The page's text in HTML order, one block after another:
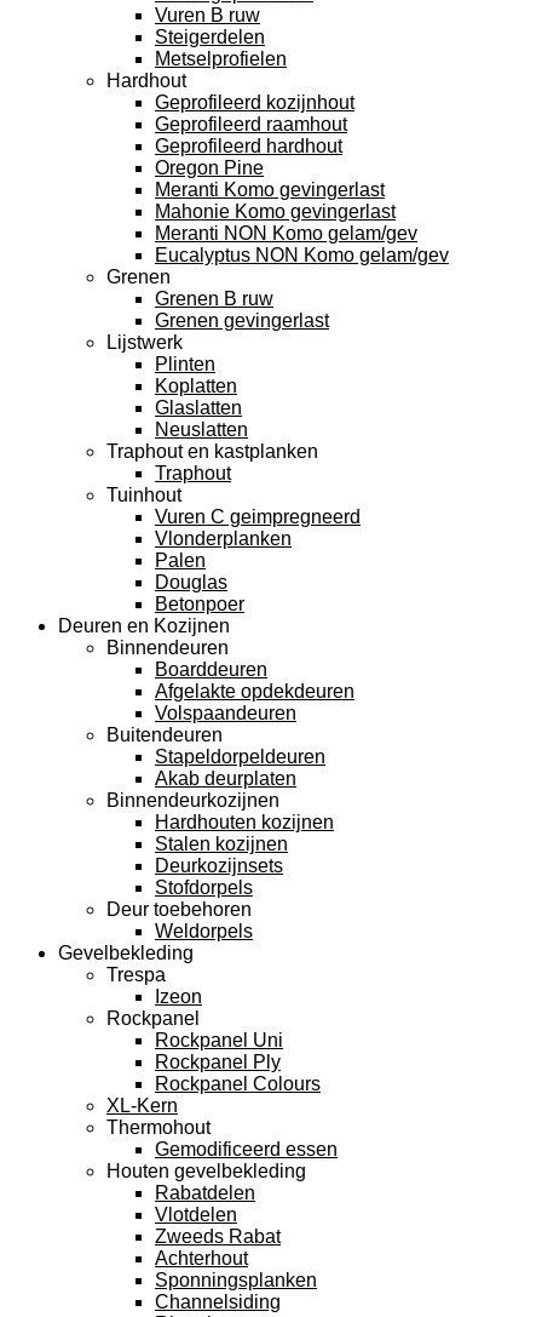
Vuren B ruw
Steigerdelen
Metselprofielen
Hardhout
Geprofileerd kozijnhout
Geprofileerd raamhout
Geprofileerd hardhout
Oregon Pine
Meranti Komo gevingerlast
Mahonie Komo gevingerlast
Meranti NON Komo gelam/gev
Eucalyptus NON Komo gelam/gev
Grenen
Grenen B ruw
Grenen gevingerlast
Lijstwerk
Plinten
Koplatten
Glaslatten
Neuslatten
Traphout en kastplanken
Traphout
Tuinhout
Vuren C geimpregneerd
Vlonderplanken
Palen
Douglas
Betonpoer
Deuren en Kozijnen
Binnendeuren
Boarddeuren
Afgelakte opdekdeuren
Volspaandeuren
Buitendeuren
Stapeldorpeldeuren
Akab deurplaten
Binnendeurkozijnen
Hardhouten kozijnen
Stalen kozijnen
Deurkozijnsets
Stofdorpels
Deur toebehoren
Weldorpels
Gevelbekleding
Trespa
Izeon
Rockpanel
Rockpanel Uni
Rockpanel Ply
Rockpanel Colours
XL-Kern
Thermohout
Gemodificeerd essen
Houten gevelbekleding
Rabatdelen
Vlotdelen
Zweeds Rabat
Achterhout
Sponningsplanken
Channelsiding